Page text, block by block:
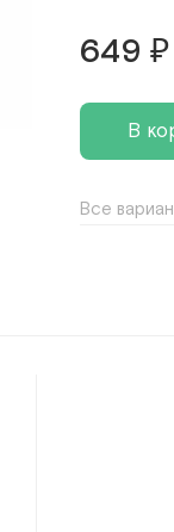
3 шт
5 шт
649 ₽
В
Все